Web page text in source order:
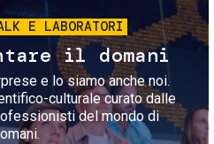
E LABORATORI
il domani
e lo siamo anche noi.
culturale curato dalle
del mondo di